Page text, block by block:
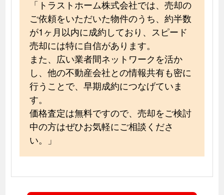
「トラストホーム株式会社では、売却の
ご依頼をいただいた物件のうち、約半数
が1ヶ月以内に成約しており、スピード
売却には特に自信があります。
また、広い業者間ネットワークを活か
し、他の不動産会社との情報共有も密に
行うことで、早期成約につなげていま
す。
価格査定は無料ですので、売却をご検討
中の方はぜひお気軽にご相談くださ
い。」